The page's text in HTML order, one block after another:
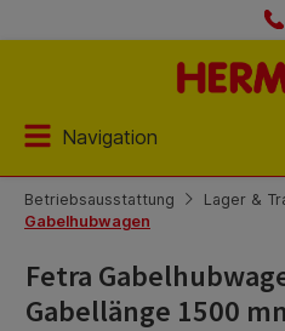
Navigation
Betriebsausstattung Lager &
Gabelhubwagen
Fetra
Gabellänge 1500